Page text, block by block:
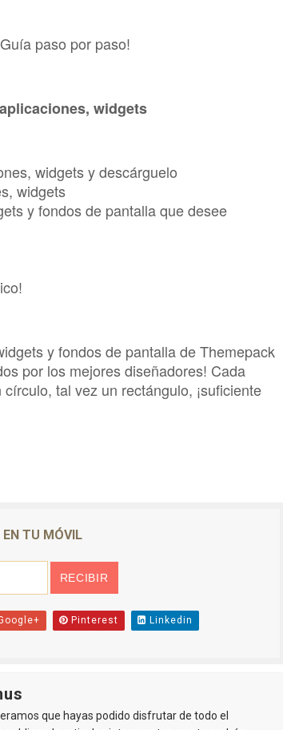
paso por paso!
widgets
widgets y descárguelo
widgets
y fondos de pantalla que desee
y fondos de pantalla de Themepack
por los mejores diseñadores! Cada
tal vez un rectángulo, ¡suficiente
EN TU MÓVIL
Pinterest Linkedin
que hayas podido disfrutar de todo el